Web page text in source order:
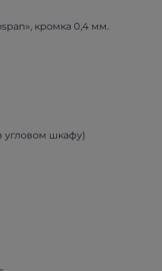
кромка 0,4 мм.
угловом шкафу)